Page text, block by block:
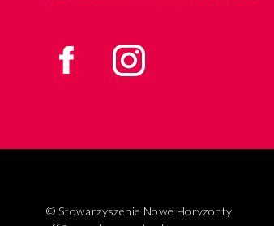
© Stowarzyszenie Nowe Horyzonty